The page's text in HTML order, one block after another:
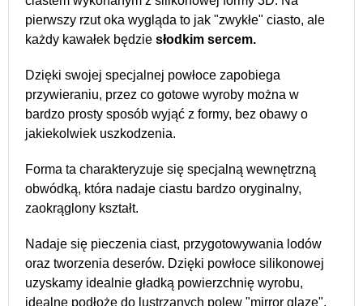
pierwszy rzut oka wygląda to jak "zwykłe" ciasto, ale
każdy kawałek będzie słodkim sercem.
Dzięki swojej specjalnej powłoce zapobiega
przywieraniu, przez co gotowe wyroby można w
bardzo prosty sposób wyjąć z formy, bez obawy o
jakiekolwiek uszkodzenia.
Forma ta charakteryzuje się specjalną wewnętrzną
obwódką, która nadaje ciastu bardzo oryginalny,
zaokrąglony kształt.
Nadaje się pieczenia ciast, przygotowywania lodów
oraz tworzenia deserów. Dzięki powłoce silikonowej
uzyskamy idealnie gładką powierzchnię wyrobu,
idealne podłoże do lustrzanych polew "mirror glaze".